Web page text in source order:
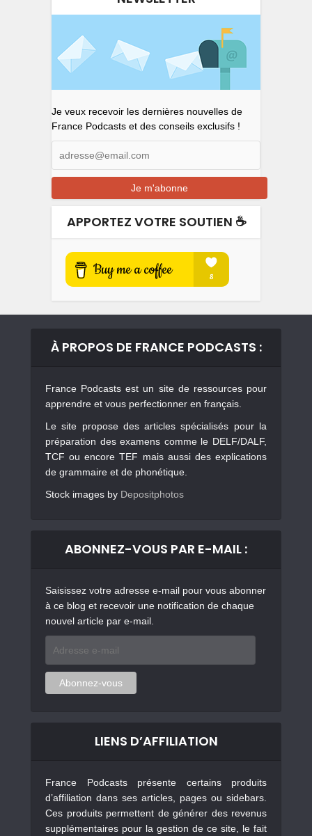
Je veux recevoir les dernières nouvelles de
France Podcasts et des conseils exclusifs !
APPORTEZ VOTRE SOUTIEN ☕️
À PROPOS DE FRANCE PODCASTS :
France Podcasts est un site de ressources pour
apprendre et vous perfectionner en français.
Le site propose des articles spécialisés pour la
préparation des examens comme le DELF/DALF,
TCF ou encore TEF mais aussi des explications
de grammaire et de phonétique.
Stock images by Depositphotos
ABONNEZ-VOUS PAR E-MAIL :
Saisissez votre adresse e-mail pour vous abonner
à ce blog et recevoir une notification de chaque
nouvel article par e-mail.
mail
Abonnez-vous
LIENS D’AFFILIATION
France Podcasts présente certains produits
d’affiliation dans ses articles, pages ou sidebars.
Ces produits permettent de générer des revenus
supplémentaires pour la gestion de ce site, le fait